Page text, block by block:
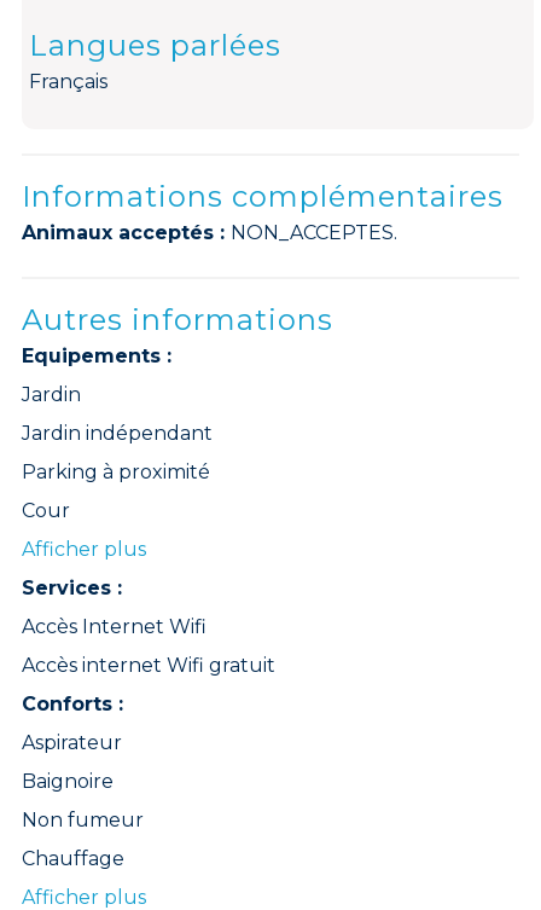
Langues parlées
Français
Informations complémentaires
Animaux acceptés : NON_ACCEPTES.
Autres informations
Equipements :
Jardin
Jardin indépendant
Parking à proximité
Cour
Afficher plus
Services :
Accès Internet Wifi
Accès internet Wifi gratuit
Conforts :
Aspirateur
Baignoire
Non fumeur
Chauffage
Afficher plus